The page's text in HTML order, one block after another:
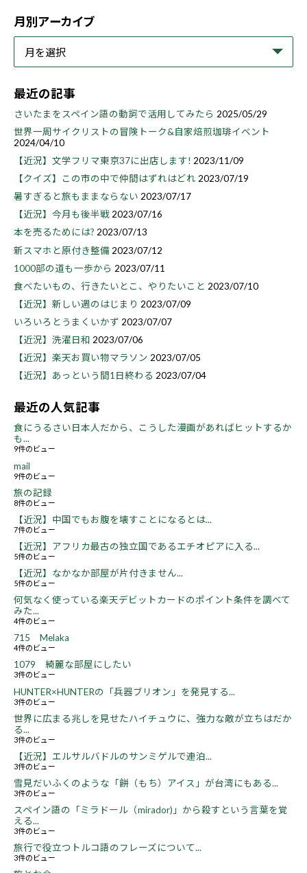
月別アーカイブ
最近の記事
さいたまをスペイン語の動詞で活用してみたら 2025/05/29
世界一周サイクリストの冒険トーク&自家焙煎珈琲イベント
2024/04/10
【近況】文学フリマ東京37に出店します! 2023/11/09
【クイズ】この市の中で仲間はずれはどれ 2023/07/19
暑すぎると旅もままならない 2023/07/17
【近況】今月も後半戦2023/07/16
本を売るためには? 2023/07/13
新スマホと原付き整備 2023/07/12
1000部の道も一歩から 2023/07/11
食べたいもの、行きたいとこ、やりたいこと 2023/07/10
【近況】新しい週のはじまり 2023/07/09
いろいろとうまくいかず 2023/07/07
【近況】洗濯日和 2023/07/06
【近況】楽天お買い物マラソン 2023/07/05
【近況】あっという間1日終わる 2023/07/04
最近の人気記事
食にうるさい日本人だから、こうした漫画があればヒットするか
も...
9件のビュー
mail
9件のビュー
旅の記録
8件のビュー
【近況】中国でもお腹を壊すことになるとは...
7件のビュー
【近況】アフリカ最古の独立国であるエチオピアに入る...
5件のビュー
【近況】なかなか部屋が片付きません...
5件のビュー
何気なく使っている楽天デビットカードのポイント条件を調べて
みた...
4件のビュー
715 Melaka
4件のビュー
1079 綺麗な部屋にしたい
3件のビュー
HUNTER×HUNTERの「兵器ブリオン」を発見する...
3件のビュー
世界に広まる兆しを見せたハイチュウに、強力な敵が立ちはだか
る...
3件のビュー
【近況】エルサルバドルのサンミゲルで連泊...
3件のビュー
雪見だいふくのような「餅（もち）アイス」が台湾にもある...
3件のビュー
スペイン語の「ミラドール（mirador)」から殺すという言葉を覚
える...
3件のビュー
旅行で役立つトルコ語のフレーズについて...
3件のビュー